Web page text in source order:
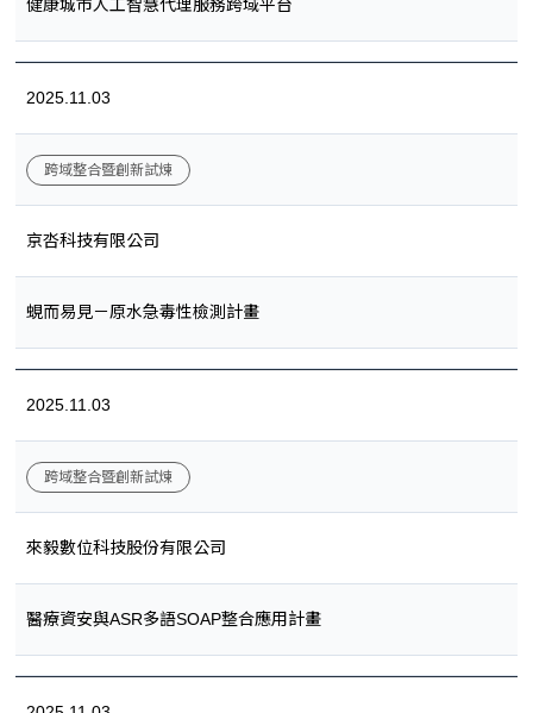
健康城市人工智慧代理服務跨域平台
2025.11.03
跨域整合暨創新試煉
京呇科技有限公司
蜆而易見－原水急毒性檢測計畫
2025.11.03
跨域整合暨創新試煉
來毅數位科技股份有限公司
醫療資安與ASR多語SOAP整合應用計畫